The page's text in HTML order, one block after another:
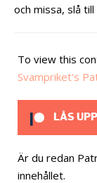
och missa, slå till
To view this
Svampriket's
LÅS
Är du redan
innehållet.